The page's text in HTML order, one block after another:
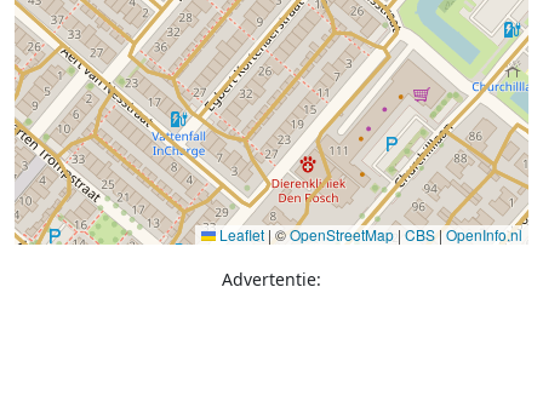
Leaflet | ©OpenStreetMap | CBS | OpenInfo.nl
Advertentie: